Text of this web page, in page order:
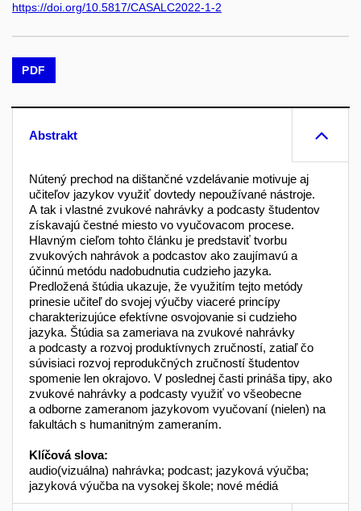
https://doi.org/10.5817/CASALC2022-1-2
PDF
Abstrakt
Nútený prechod na dištančné vzdelávanie motivuje aj
učiteľov jazykov využiť dovtedy nepoužívané nástroje.
A tak i vlastné zvukové nahrávky a podcasty študentov
získavajú čestné miesto vo vyučovacom procese.
Hlavným cieľom tohto článku je predstaviť tvorbu
zvukových nahrávok a podcastov ako zaujímavú a
účinnú metódu nadobudnutia cudzieho jazyka.
Predložená štúdia ukazuje, že využitím tejto metódy
prinesie učiteľ do svojej výučby viaceré princípy
charakterizujúce efektívne osvojovanie si cudzieho
jazyka. Štúdia sa zameriava na zvukové nahrávky
a podcasty a rozvoj produktívnych zručností, zatiaľ čo
súvisiaci rozvoj reprodukčných zručností študentov
spomenie len okrajovo. V poslednej časti prináša tipy, ako
zvukové nahrávky a podcasty využiť vo všeobecne
a odborne zameranom jazykovom vyučovaní (nielen) na
fakultách s humanitným zameraním.
Klíčová slova:
audio(vizuálna) nahrávka; podcast; jazyková výučba;
jazyková výučba na vysokej škole; nové médiá